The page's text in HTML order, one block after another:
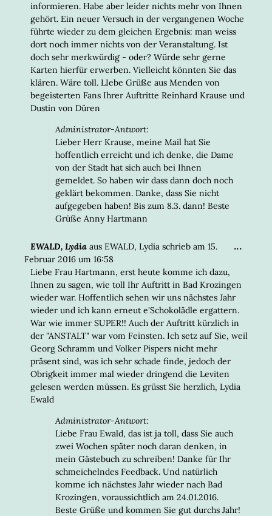
informieren. Habe aber leider nichts mehr von Ihnen
gehört. Ein neuer Versuch in der vergangenen Woche
führte wieder zu dem gleichen Ergebnis: man weiss
dort noch immer nichts von der Veranstaltung. Ist
doch sehr merkwürdig - oder? Würde sehr gerne
Karten hierfür erwerben. Vielleicht könnten Sie das
klären. Wäre toll. LIebe Grüße aus Menden von
begeisterten Fans Ihrer Auftritte Reinhard Krause und
Dustin von Düren
Administrator-Antwort:
Lieber Herr Krause, meine Mail hat Sie
hoffentlich erreicht und ich denke, die Dame
von der Stadt hat sich auch bei Ihnen
gemeldet. So haben wir dass dann doch noch
geklärt bekommen. Danke, dass Sie nicht
aufgegeben haben! Bis zum 8.3. dann! Beste
Grüße Anny Hartmann
EWALD, Lydia aus EWALD, Lydia schrieb am 15.
Februar 2016 um 16:58
Liebe Frau Hartmann, erst heute komme ich dazu,
Ihnen zu sagen, wie toll Ihr Auftritt in Bad Krozingen
wieder war. Hoffentlich sehen wir uns nächstes Jahr
wieder und ich kann erneut e'Schokolädle ergattern.
War wie immer SUPER!! Auch der Auftritt kürzlich in
der "ANSTALT" war vom Feinsten. Ich setz auf Sie, weil
Georg Schramm und Volker Pispers nicht mehr
präsent sind, was ich sehr schade finde, jedoch der
Obrigkeit immer mal wieder dringend die Leviten
gelesen werden müssen. Es grüsst Sie herzlich, Lydia
Ewald
Administrator-Antwort:
Liebe Frau Ewald, das ist ja toll, dass Sie auch
zwei Wochen später noch daran denken, in
mein Gästebuch zu schreiben! Danke für Ihr
schmeichelndes Feedback. Und natürlich
komme ich nächstes Jahr wieder nach Bad
Krozingen, voraussichtlich am 24.01.2016.
Beste Grüße und kommen Sie gut durchs Jahr!
...DIESE